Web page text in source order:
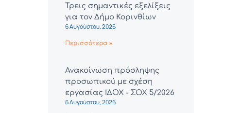
Τρεις σημαντικές εξελίξεις
για τον Δήμο Κορινθίων
6 Αυγούστου, 2026
Περισσότερα »
Ανακοίνωση πρόσληψης
προσωπικού με σχέση
εργασίας ΙΔΟΧ - ΣΟΧ 5/2026
6 Αυγούστου, 2026